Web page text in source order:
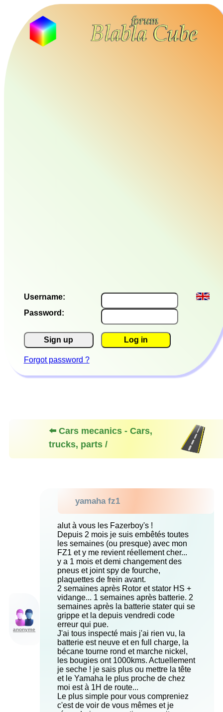
Username:
Password:
Sign up Log in
Forgot password ?
⬅️ Cars mecanics - Cars,
trucks, parts /
anonyme
yamaha fz1
alut à vous les Fazerboy's !
Depuis 2 mois je suis embêtés toutes
les semaines (ou presque) avec mon
FZ1 et y me revient réellement cher...
y a 1 mois et demi changement des
pneus et joint spy de fourche,
plaquettes de frein avant.
2 semaines après Rotor et stator HS +
vidange... 1 semaines après batterie. 2
semaines après la batterie stater qui se
grippe et la depuis vendredi code
erreur qui pue.
J'ai tous inspecté mais j'ai rien vu, la
batterie est neuve et en full charge, la
bécane tourne rond et marche nickel,
les bougies ont 1000kms. Actuellement
je seche ! je sais plus ou mettre la tête
et le Yamaha le plus proche de chez
moi est à 1H de route...
Le plus simple pour vous compreniez
c'est de voir de vous mêmes et je